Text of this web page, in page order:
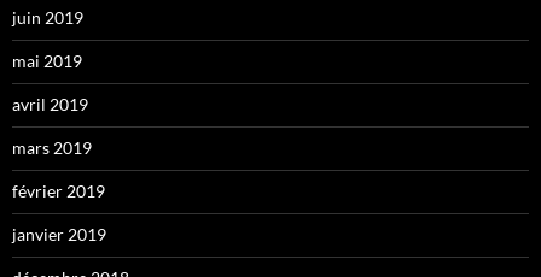
juin 2019
mai 2019
avril 2019
mars 2019
février 2019
janvier 2019